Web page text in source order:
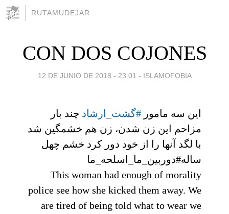
RUTAMUDEJAR
CON DOS COJONES
12 DE JUNIO DE 2018 - 23:01 - ISLAMOFOBIA
این سه مامور #گشت_ارشاد چند بار
مزاحم این زن شدن، زن هم خشمگین شد
با لگد آنها را از خود دور کرد خشم چهل
ساله#دوربین_ما_اسلحه_ما
This woman had enough of morality
police see how she kicked them away. We
are tired of being told what to wear we